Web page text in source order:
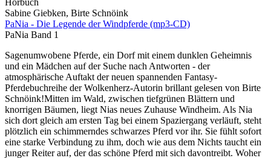
Hörbuch
Sabine Giebken, Birte Schnöink
PaNia - Die Legende der Windpferde (mp3-CD)
PaNia Band 1
Sagenumwobene Pferde, ein Dorf mit einem dunklen Geheimnis
und ein Mädchen auf der Suche nach Antworten - der
atmosphärische Auftakt der neuen spannenden Fantasy-
Pferdebuchreihe der Wolkenherz-Autorin brillant gelesen von Birte
Schnöink!Mitten im Wald, zwischen tiefgrünen Blättern und
knorrigen Bäumen, liegt Nias neues Zuhause Windheim. Als Nia
sich dort gleich am ersten Tag bei einem Spaziergang verläuft, steht
plötzlich ein schimmerndes schwarzes Pferd vor ihr. Sie fühlt sofort
eine starke Verbindung zu ihm, doch wie aus dem Nichts taucht ein
junger Reiter auf, der das schöne Pferd mit sich davontreibt. Woher